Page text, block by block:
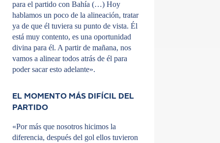
para el partido con Bahía (…) Hoy
hablamos un poco de la alineación, tratar
ya de que él tuviera su punto de vista. Él
está muy contento, es una oportunidad
divina para él. A partir de mañana, nos
vamos a alinear todos atrás de él para
poder sacar esto adelante».
EL MOMENTO MÁS DIFÍCIL DEL
PARTIDO
«Por más que nosotros hicimos la
diferencia, después del gol ellos tuvieron